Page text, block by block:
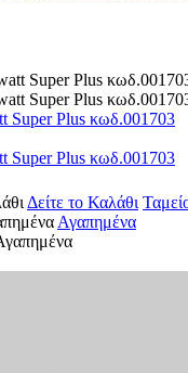
Super Plus κωδ.001703
Super Plus κωδ.001703
Δείτε το Καλάθι
Αγαπημένα